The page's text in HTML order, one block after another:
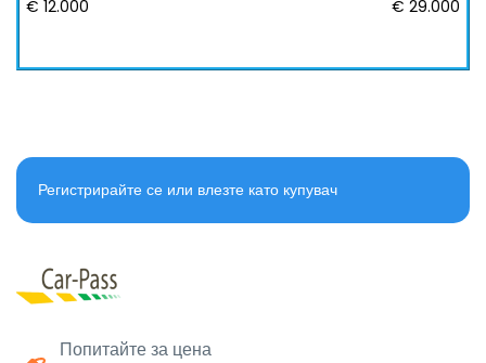
€ 12.000 € 29.000
Регистрирайте се или влезте като купувач
Попитайте за цена